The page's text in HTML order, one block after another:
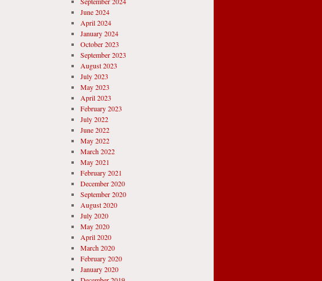
June 2024
April 2024
January 2024
October 2023
September 2023
August 2023
July 2023
May 2023
April 2023
February 2023
July 2022
June 2022
May 2022
March 2022
May 2021
February 2021
December 2020
September 2020
August 2020
July 2020
May 2020
April 2020
March 2020
February 2020
January 2020